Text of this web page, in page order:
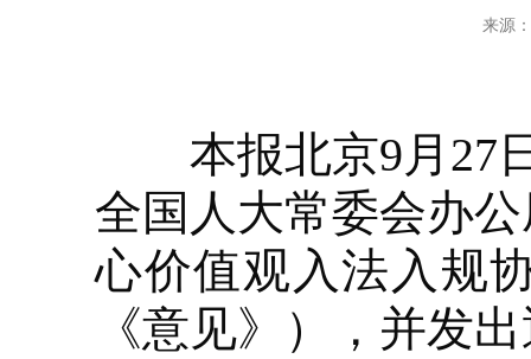
来源
本报北京9月27日
全国人大常委会办
心价值观入法入规
《意见》），并发